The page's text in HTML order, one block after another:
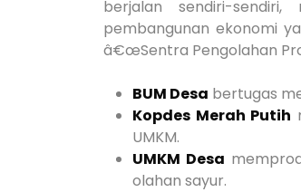
berjalan sendiri-
pembangunan ekonomi
â€œSentra Pengolahan
BUM Desa bertugas
Kopdes Merah Putih
UMKM.
UMKM Desa
olahan sayur.